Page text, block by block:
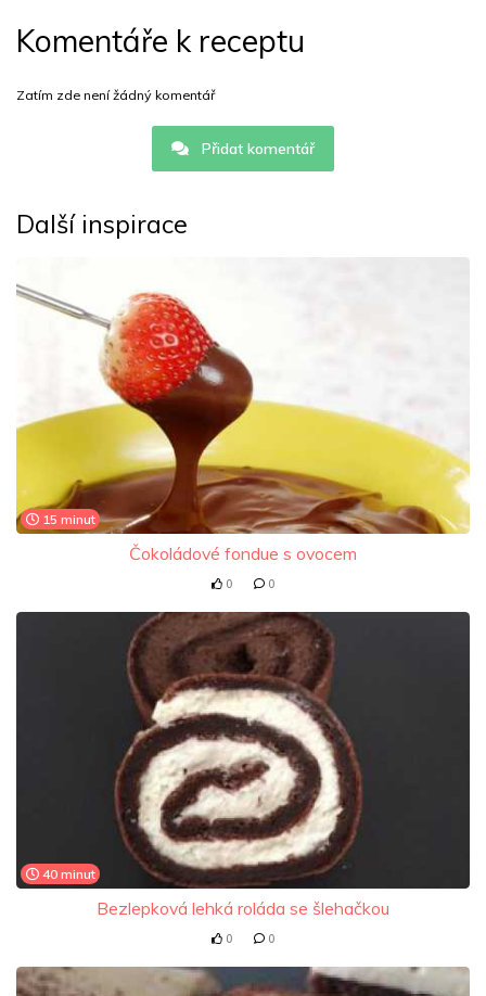
Komentáře k receptu
Zatím zde není žádný komentář
Přidat komentář
Další inspirace
15 minut
Čokoládové fondue s ovocem
0 0
40 minut
Bezlepková lehká roláda se šlehačkou
0 0